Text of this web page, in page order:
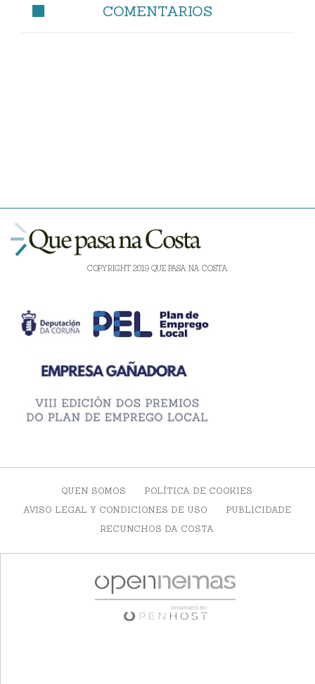
COMENTARIOS
COPYRIGHT 2019 QUE PASA NA COSTA
QUEN SOMOS
POLÍTICA DE COOKIES
AVISO LEGAL Y CONDICIONES DE USO
PUBLICIDADE
RECUNCHOS DA COSTA